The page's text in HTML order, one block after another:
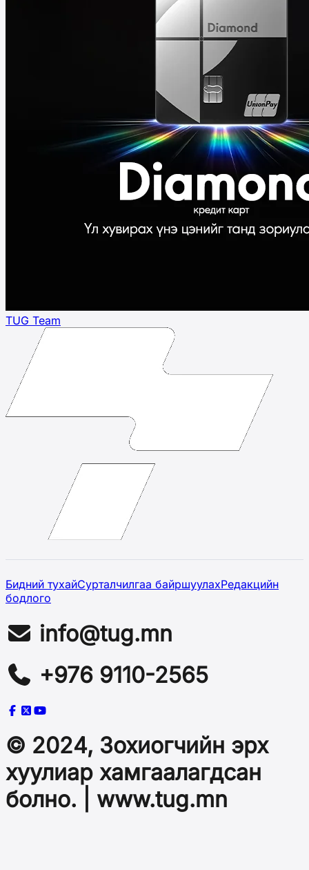
TUG Team
Бидний тухайСурталчилгаа байршуулахРедакцийн
бодлого
info@tug.mn
+976 9110-2565
© 2024, Зохиогчийн эрх
хуулиар хамгаалагдсан
болно. | www.tug.mn